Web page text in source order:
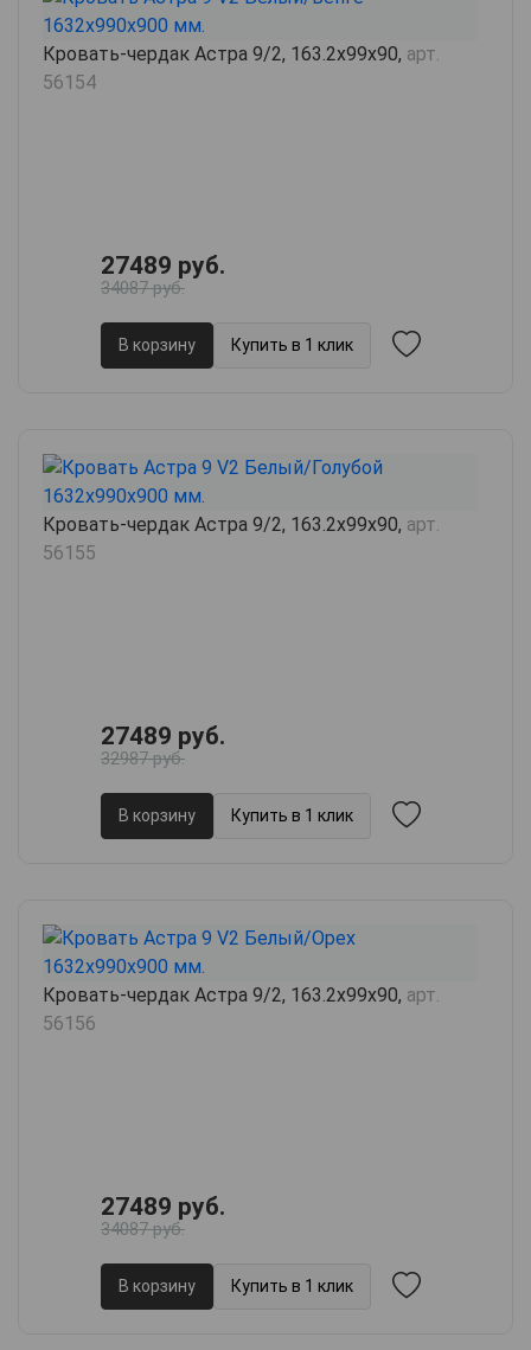
Кровать-чердак Астра 9/2, 163.2х99х90, арт.
56154
27489 руб.
34087 руб.
В корзину Купить в 1 клик
Кровать-чердак Астра 9/2, 163.2х99х90, арт.
56155
27489 руб.
32987 руб.
В корзину Купить в 1 клик
Кровать-чердак Астра 9/2, 163.2х99х90, арт.
56156
27489 руб.
34087 руб.
В корзину Купить в 1 клик